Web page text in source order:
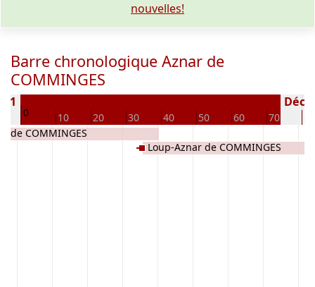
nouvelles!
Barre chronologique Aznar de
COMMINGES
0 10 20 30 40 50 60 70
de COMMINGES
Loup-Aznar de COMMINGES